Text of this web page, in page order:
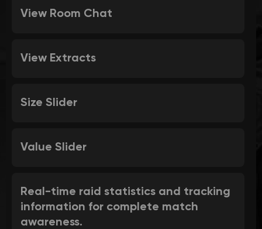
View Room Chat
View Extracts
Size Slider
Value Slider
Real-time raid statistics and tracking
information for complete match
awareness.